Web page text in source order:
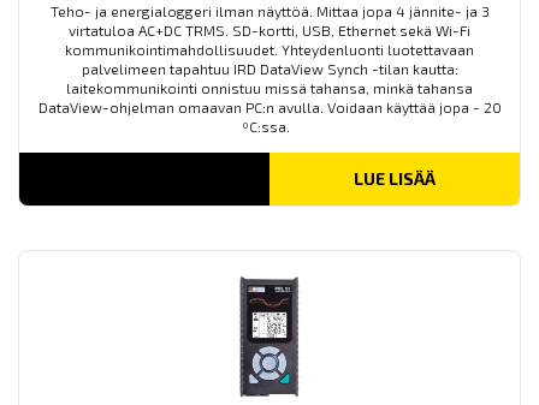
Teho- ja energialoggeri ilman näyttöä. Mittaa jopa 4 jännite- ja 3
virtatuloa AC+DC TRMS. SD-kortti, USB, Ethernet sekä Wi-Fi
kommunikointimahdollisuudet. Yhteydenluonti luotettavaan
palvelimeen tapahtuu IRD DataView Synch -tilan kautta:
laitekommunikointi onnistuu missä tahansa, minkä tahansa
DataView-ohjelman omaavan PC:n avulla. Voidaan käyttää jopa - 20
ºC:ssa.
LUE LISÄÄ